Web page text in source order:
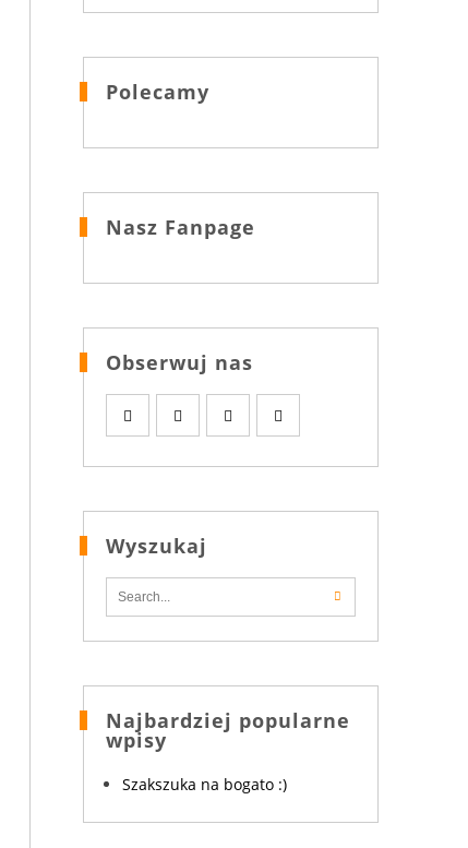
Polecamy
Nasz Fanpage
Obserwuj nas
Wyszukaj
Najbardziej popularne
wpisy
Szakszuka na bogato :)